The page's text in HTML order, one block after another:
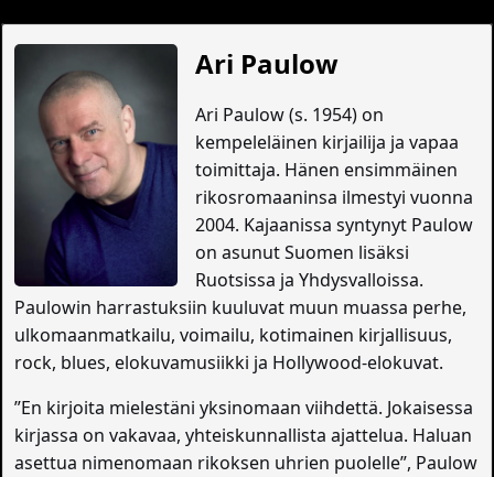
Ari Paulow
Ari Paulow (s. 1954) on
kempeleläinen kirjailija ja vapaa
toimittaja. Hänen ensimmäinen
rikosromaaninsa ilmestyi vuonna
2004. Kajaanissa syntynyt Paulow
on asunut Suomen lisäksi
Ruotsissa ja Yhdysvalloissa.
Paulowin harrastuksiin kuuluvat muun muassa perhe,
ulkomaanmatkailu, voimailu, kotimainen kirjallisuus,
rock, blues, elokuvamusiikki ja Hollywood-elokuvat.
”En kirjoita mielestäni yksinomaan viihdettä. Jokaisessa
kirjassa on vakavaa, yhteiskunnallista ajattelua. Haluan
asettua nimenomaan rikoksen uhrien puolelle”, Paulow